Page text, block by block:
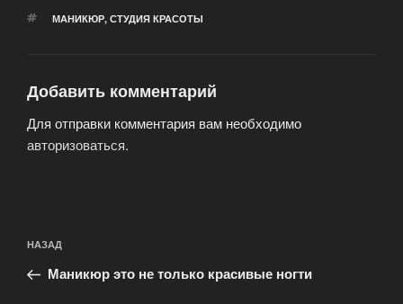
МЕТКИ
МАНИКЮР, СТУДИЯ КРАСОТЫ
Добавить комментарий
Для отправки комментария вам необходимо
авторизоваться.
по
записям
Предыдущая
запись:
НАЗАД
Маникюр это не только красивые ногти